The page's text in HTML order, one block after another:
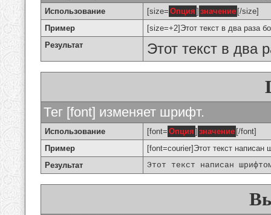
Использование [size= Опция ] значение [/size]
Пример
[size=+2]Этот текст в два раза
Результат
Этот текст в два
Тег [font] изменяет шрифт.
Использование [font= Опция ] значение [/font]
Пример
[font=courier]Этот текст
Результат
Этот текст написан